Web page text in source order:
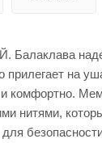
Балаклава
на
комфортно.
нитями,